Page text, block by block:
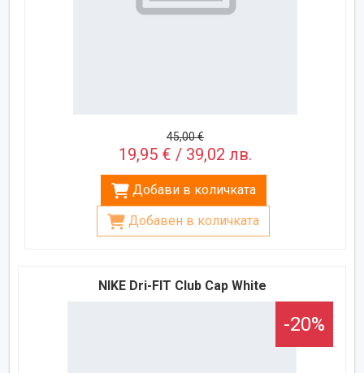
45,00 €
19,95 € / 39,02 лв.
Добави в количката
Добавен в количката
NIKE Dri-FIT Club Cap White
-20%